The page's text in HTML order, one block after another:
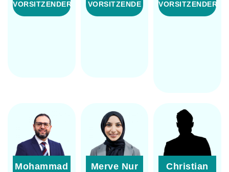
VORSITZENDER VORSITZENDE VORSITZENDER
Mohammad
Merve Nur
Christian